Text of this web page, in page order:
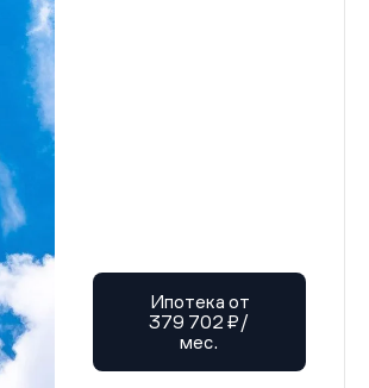
Ипотека от
379 702 ₽/
мес.